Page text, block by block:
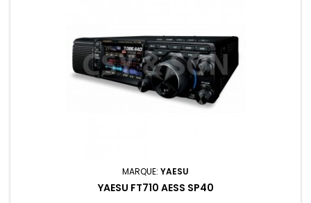
MARQUE: YAESU
YAESU FT710 AESS SP40